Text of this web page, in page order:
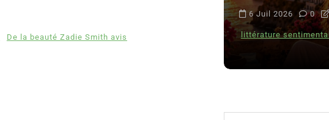
De la beauté Zadie Smith avis
0 3 052 words
littérature sentimentale romance